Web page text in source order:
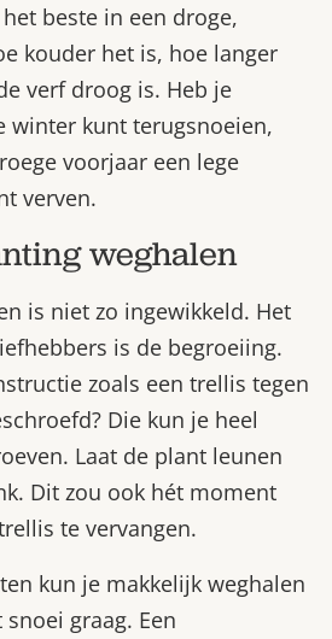
beste in een droge,
kouder het is, hoe langer
verf droog is. Heb je
winter kunt terugsnoeien,
voorjaar een lege
verven.
weghalen
is niet zo ingewikkeld. Het
is de begroeiing.
zoals een trellis tegen
Die kun je heel
Laat de plant leunen
Dit zou ook hét moment
te vervangen.
kun je makkelijk weghalen
graag. Een